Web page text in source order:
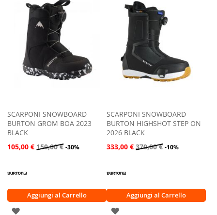
LISTA
DESIDERI
LISTA
DESIDERI
SCARPONI SNOWBOARD
BURTON GROM BOA 2023
BLACK
105,00 € 150,00 € -30%
Aggiungi al Carrello
AGGIUNGI
SCARPONI SNOWBOARD
BURTON HIGHSHOT STEP ON
2026 BLACK
333,00 € 370,00 € -10%
Aggiungi al Carrello
AGGIUNGI